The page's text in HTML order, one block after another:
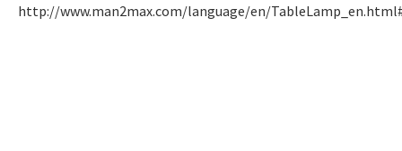
http://www.man2max.com/language/en/